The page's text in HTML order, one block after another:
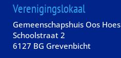
Verenigingslokaal
Gemeenschapshuis Oos Hoes
Schoolstraat 2
6127 BG Grevenbicht